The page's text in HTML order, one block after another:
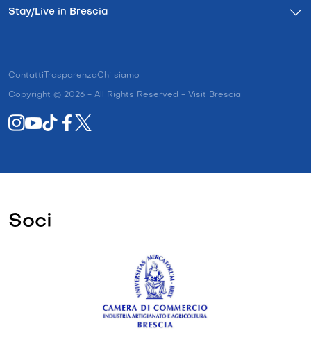
Stay/Live in Brescia
Contatti TrasparenzaChi siamo
Copyright © 2026 - All Rights Reserved - Visit Brescia
Soci